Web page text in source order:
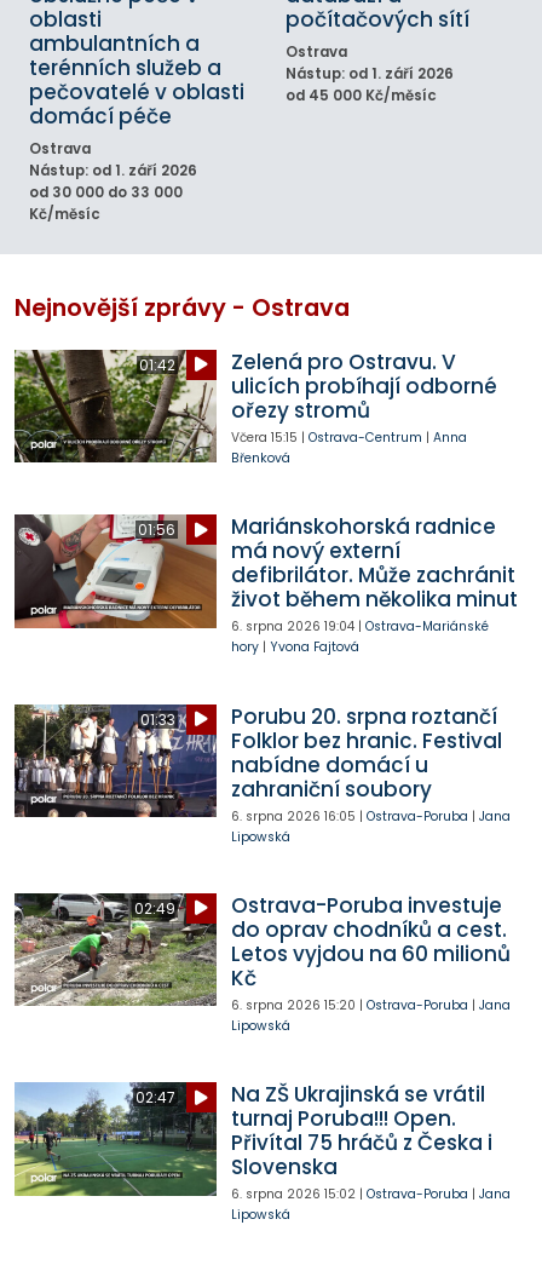
oblasti
ambulantních a
terénních služeb a
pečovatelé v oblasti
domácí péče
Ostrava
Nástup: od 1. září 2026
od 30 000 do 33 000
Kč/měsíc
počítačových sítí
Ostrava
Nástup: od 1. září 2026
od 45 000 Kč/měsíc
Nejnovější zprávy - Ostrava
01:42
Zelená pro Ostravu. V
ulicích probíhají odborné
ořezy stromů
Včera 15:15 | Ostrava-Centrum | Anna
Břenková
01:56
Mariánskohorská radnice
má nový externí
defibrilátor. Může zachránit
život během několika minut
6. srpna 2026 19:04| Ostrava-Mariánské
hory| Yvona Fajtová
01:33
Porubu 20. srpna roztančí
Folklor bez hranic. Festival
nabídne domácí u
zahraniční soubory
6. srpna 2026 16:05 | Ostrava-Poruba | Jana
Lipowská
02:49
Ostrava-Poruba investuje
do oprav chodníků a cest.
Letos vyjdou na 60 milionů
Kč
6. srpna 2026 15:20 | Ostrava-Poruba | Jana
Lipowská
02:47
Na ZŠ Ukrajinská se vrátil
turnaj Poruba!!! Open.
Přivítal 75 hráčů z Česka i
Slovenska
6. srpna 2026 15:02| Ostrava-Poruba | Jana
Lipowská